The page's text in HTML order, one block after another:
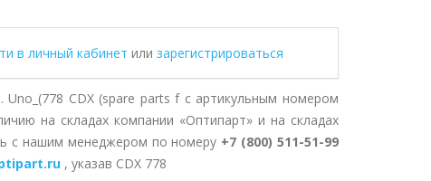
в личный кабинет или зарегистрироваться
CDX (spare parts f с артикульным номером
на складах компании «Оптипарт» и на складах
с нашим менеджером по номеру +7 (800) 511-51-99
, указав CDX 778